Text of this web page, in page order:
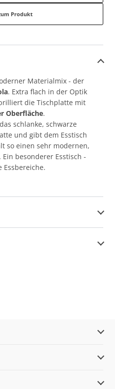
Produkt
Materialmix - der
. Extra flach in der Optik
die Tischplatte mit
Oberfläche.
schlanke, schwarze
und gibt dem Esstisch
so einen sehr modernen,
besonderer Esstisch -